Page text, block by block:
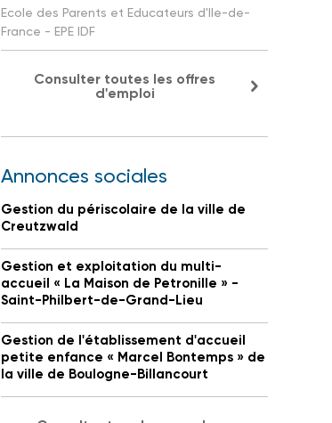
Ecole des Parents et Educateurs d'Ile-de-
France - EPE IDF
Consulter toutes les offres
d'emploi
Annonces sociales
Gestion du périscolaire de la ville de
Creutzwald
Gestion et exploitation du multi-
accueil « La Maison de Petronille » -
Saint-Philbert-de-Grand-Lieu
Gestion de l'établissement d'accueil
petite enfance « Marcel Bontemps » de
la ville de Boulogne-Billancourt